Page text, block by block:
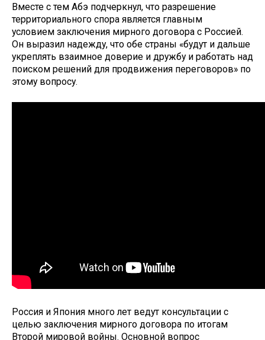
Вместе с тем Абэ подчеркнул, что разрешение
территориального спора является главным
условием заключения мирного договора с Россией.
Он выразил надежду, что обе страны «будут и дальше
укреплять взаимное доверие и дружбу и работать над
поиском решений для продвижения переговоров» по
этому вопросу.
Россия и Япония много лет ведут консультации с
целью заключения мирного договора по итогам
Второй мировой войны. Основной вопрос